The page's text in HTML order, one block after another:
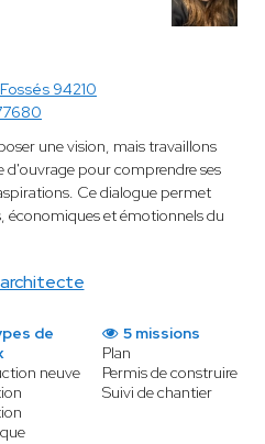
94210
une vision, mais travaillons
d'ouvrage pour comprendre ses
Ce dialogue permet
économiques et émotionnels du
de
neuve
5 missions
Plan
Permis de construire
Suivi de chantier